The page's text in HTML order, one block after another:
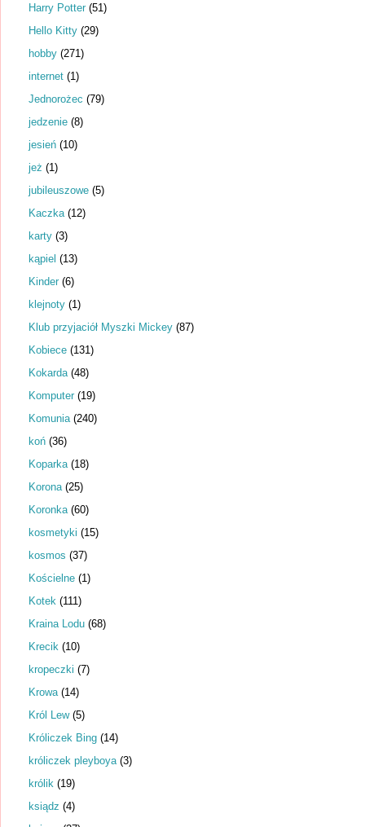
Harry Potter (51)
Hello Kitty (29)
hobby (271)
internet (1)
Jednorożec (79)
jedzenie (8)
jesień (10)
jeż (1)
jubileuszowe (5)
Kaczka (12)
karty (3)
kąpiel (13)
Kinder (6)
klejnoty (1)
Klub przyjaciół Myszki Mickey (87)
Kobiece (131)
Kokarda (48)
Komputer (19)
Komunia (240)
koń (36)
Koparka (18)
Korona (25)
Koronka (60)
kosmetyki (15)
kosmos (37)
Kościelne (1)
Kotek (111)
Kraina Lodu (68)
Krecik (10)
kropeczki (7)
Krowa (14)
Król Lew (5)
Króliczek Bing (14)
króliczek pleyboya (3)
królik (19)
ksiądz (4)